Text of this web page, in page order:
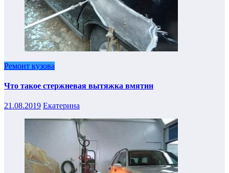
Ремонт кузова
Что такое стержневая вытяжка вмятин
21.08.2019 Екатерина